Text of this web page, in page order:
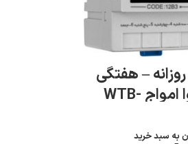
– هفتگی
دیجیتال شیوا امواج WTB-
به سبد خرید